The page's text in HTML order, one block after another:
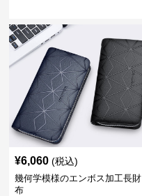
¥6,060 (税込)
幾何学模様のエンボス加工長財
布